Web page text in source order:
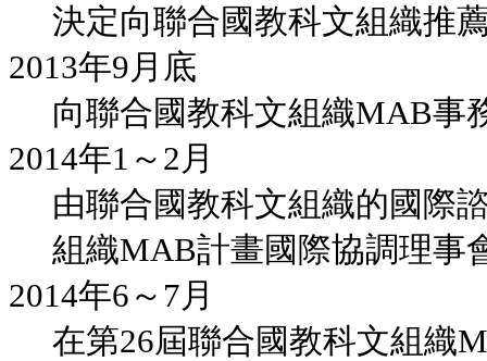
決定向聯合國教科文組織推
2013年9月底
向聯合國教科文組織MAB事
2014年1～2月
由聯合國教科文組織的國際
組織MAB計畫國際協調理事
2014年6～7月
在第26屆聯合國教科文組織